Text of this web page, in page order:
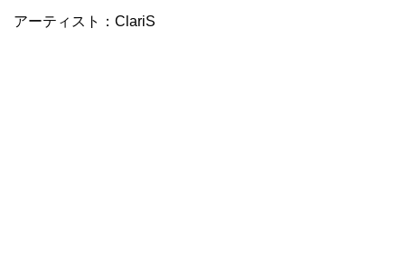
アーティスト：ClariS